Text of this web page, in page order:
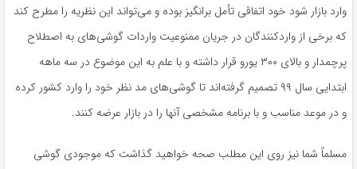
وارد بازار شود خود اتفاقی تأمل برانگیز بوده و می‌تواند این نظریه را مطرح کند
که برخی از واردکنندگان در جریان ممنوعیت واردات گوشی‌های به اصطلاح
پرچمدار و بالای ۳۰۰ یورو قرار داشته‌ و با علم به این موضوع در سه ماهه
ابتدایی سال ۹۹ تصمیم گرفته‌اند تا گوشی‌های مد نظر خود را وارد کشور کرده
و در موعد مناسب و با برنامه مشخصی آنها را در بازار عرضه کنند.
مسلماً شما نیز روی این مطلب صحه خواهید گذاشت که موجودی گوشی